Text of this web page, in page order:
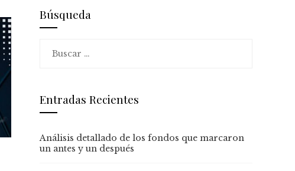
Búsqueda
Entradas Recientes
Análisis detallado de los fondos que marcaron
un antes y un después